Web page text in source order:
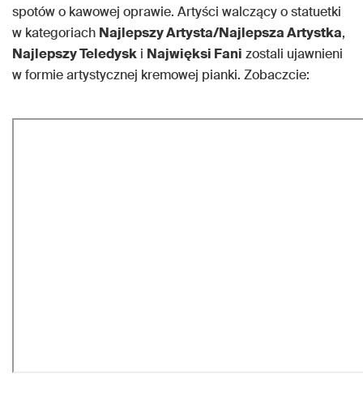
spotów o kawowej oprawie. Artyści walczący o statuetki
w kategoriach Najlepszy Artysta/Najlepsza Artystka,
Najlepszy Teledysk i Najwięksi Fani zostali ujawnieni
w formie artystycznej kremowej pianki. Zobaczcie: